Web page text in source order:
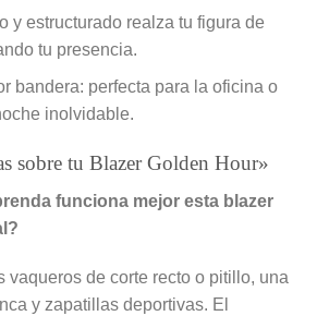
y estructurado realza tu figura de
tu presencia.
bandera: perfecta para la oficina o
inolvidable.
sobre tu Blazer Golden Hour»
funciona mejor esta blazer
vaqueros de corte recto o pitillo, una
y zapatillas deportivas. El